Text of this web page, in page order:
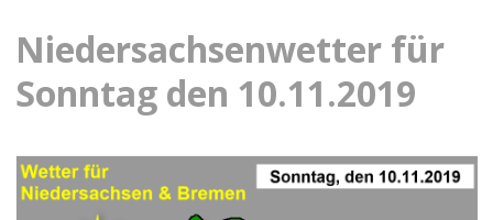
Niedersachsenwetter für
Sonntag den 10.11.2019